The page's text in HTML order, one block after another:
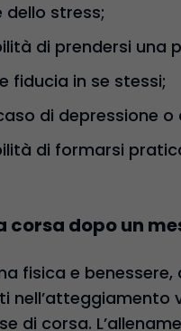
dello stress;
di prendersi una
fiducia in se stessi;
di depressione o
di formarsi
corsa dopo un
fisica e
nell’atteggiamento
di corsa.